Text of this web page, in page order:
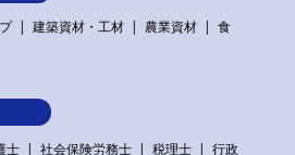
建築資材・工材 農業資材
食
士 社会保険労務士 税理士
行政